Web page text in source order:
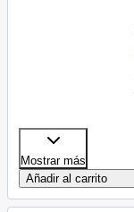
Mostrar más
Añadir al carrito